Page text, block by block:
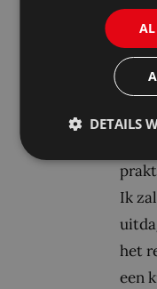
kans
Ik
het
een
DETAILS